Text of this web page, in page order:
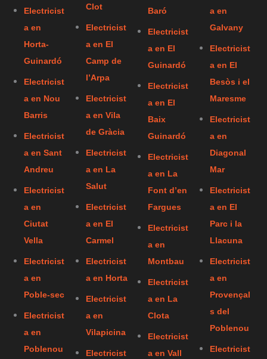
Electricist
a en
Horta-
Guinardó
Electricist
a en Nou
Barris
Electricist
a en Sant
Andreu
Electricist
a en
Ciutat
Vella
Electricist
a en
Poble-sec
Electricist
a en
Poblenou
Clot
Electricist
a en El
Camp de
l’Arpa
Electricist
a en Vila
de Gràcia
Electricist
a en La
Salut
Electricist
a en El
Carmel
Electricist
a en Horta
Electricist
a en
Vilapicina
Electricist
Baró
Electricist
a en El
Guinardó
Electricist
a en El
Baix
Guinardó
Electricist
a en La
Font d’en
Fargues
Electricist
a en
Montbau
Electricist
a en La
Clota
Electricist
a en Vall
a en
Galvany
Electricist
a en El
Besòs i el
Maresme
Electricist
a en
Diagonal
Mar
Electricist
a en El
Parc i la
Llacuna
Electricist
a en
Provençal
s del
Poblenou
Electricist